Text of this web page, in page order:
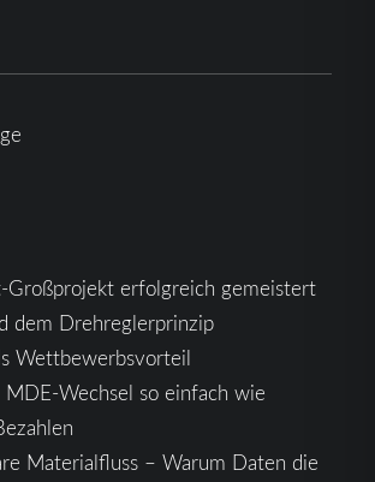
Großprojekt erfolgreich gemeistert
dem Drehreglerprinzip
Wettbewerbsvorteil
Wechsel so einfach wie
Materialfluss – Warum Daten die